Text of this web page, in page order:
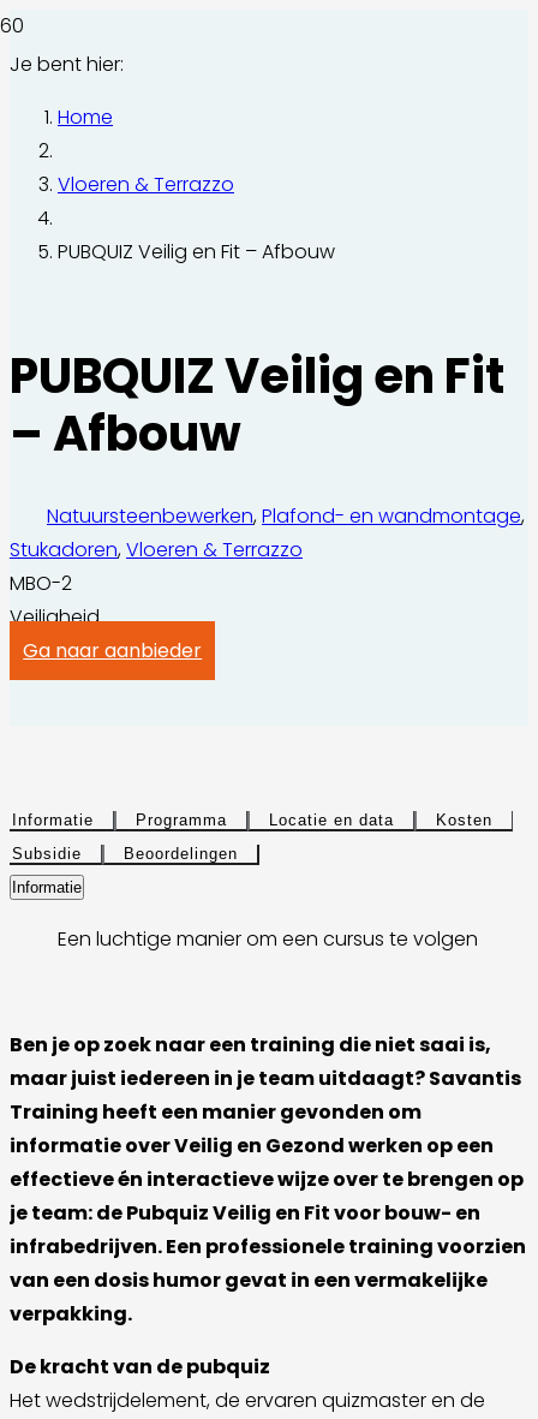
Je bent hier:
Home
Vloeren & Terrazzo
PUBQUIZ Veilig en Fit – Afbouw
PUBQUIZ Veilig en Fit
– Afbouw
Natuursteenbewerken,Plafond- en wandmontage,
Stukadoren,Vloeren & Terrazzo
MBO-2
Veiligheid
Ga naar aanbieder
Informatie Programma Locatie en data
Kosten
Subsidie
Beoordelingen
Informatie
Een luchtige manier om een cursus te volgen
Ben je op zoek naar een training die niet saai is,
maar juist iedereen in je team uitdaagt? Savantis
Training heeft een manier gevonden om
informatie over Veilig en Gezond werken op een
effectieve én interactieve wijze over te brengen op
je team: de Pubquiz Veilig en Fit voor bouw- en
infrabedrijven. Een professionele training voorzien
van een dosis humor gevat in een vermakelijke
verpakking.
De kracht van de pubquiz
Het wedstrijdelement, de ervaren quizmaster en de